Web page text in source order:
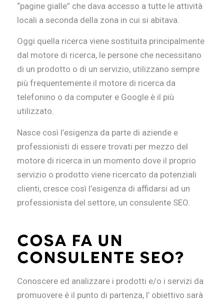
“pagine gialle” che dava accesso a tutte le attività
locali a seconda della zona in cui si abitava.
Oggi quella ricerca viene sostituita principalmente
dal motore di ricerca, le persone che necessitano
di un prodotto o di un servizio, utilizzano sempre
più frequentemente il motore di ricerca da
telefonino o da computer e Google è il più
utilizzato.
Nasce così l’esigenza da parte di aziende e
professionisti di essere trovati per mezzo del
motore di ricerca in un momento dove il proprio
servizio o prodotto viene ricercato da potenziali
clienti, cresce così l’esigenza di affidarsi ad un
professionista del settore, un consulente SEO.
COSA FA UN
CONSULENTE SEO?
Conoscere ed analizzare i prodotti e/o i servizi da
promuovere é il punto di partenza, l’ obiettivo sarà